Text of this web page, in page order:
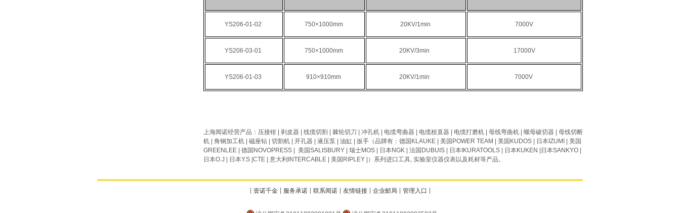
YS206-01-02 750×1000mm 20KV/1min 7000V
YS206-03-01 750×1000mm 20KV/3min 17000V
YS206-01-03 910×910mm 20KV/1min 7000V
上海闻诺经营产品 ： 压接钳 剥皮器 线缆切割 棘轮切刀 冲孔机 电缆弯曲器 电缆校直器 电缆打磨机 母线弯曲机 螺母破切器
母线切断
机
角钢加工机 磁座钻 切割机 开孔器 液压泵 油缸 扳手 （品牌有：德国 KLAUKE | 美国 POWER TEAM | 美国 KUDOS | 日本 IZUMI
| 美国
GREENLEE | 德国 NOVOPRESS | 美国SALISBURY | 瑞士MOS | 日本NGK | 法国 DUBUIS | 日本I KURATOOLS | 日本KUKEN |日本SANKYO
日本O.J | 日本Y.S CTE | 意大利 INTERCABLE | 美国 RIPLEY |）系列进口工具, 实验室仪器仪表以及耗材等产品。
壹诺千金 服务承诺 联系闻诺 友情链接 企业邮局 管理入口